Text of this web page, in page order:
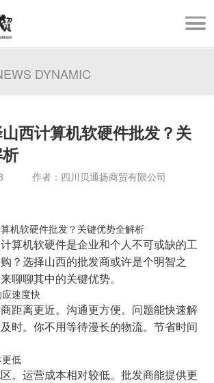
DYNAMIC
西计算机软硬件批发？关
18 作者：四川贝通扬商贸有限公司
机软硬件批发？关键优势全解析
算机软硬件是企业和个人不可或缺的工
？选择山西的批发商或许是个明智之
聊聊其中的关键优势。
速度快
距离更近。沟通更方便。问题能快速解
时。你不用等待漫长的物流。节省时间
低
。运营成本相对较低。批发商能提供更